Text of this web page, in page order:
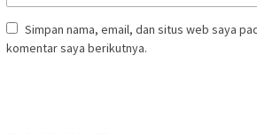
Simpan nama, email, dan situs web saya
komentar saya berikutnya.